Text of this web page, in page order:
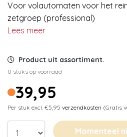
Voor volautomaten voor het
zetgroep (professional)
Lees meer
Product uit assortiment.
0 stuks op voorraad
39,95
Per stuk excl. €5,95 verzendkosten (Gratis
Momenteel